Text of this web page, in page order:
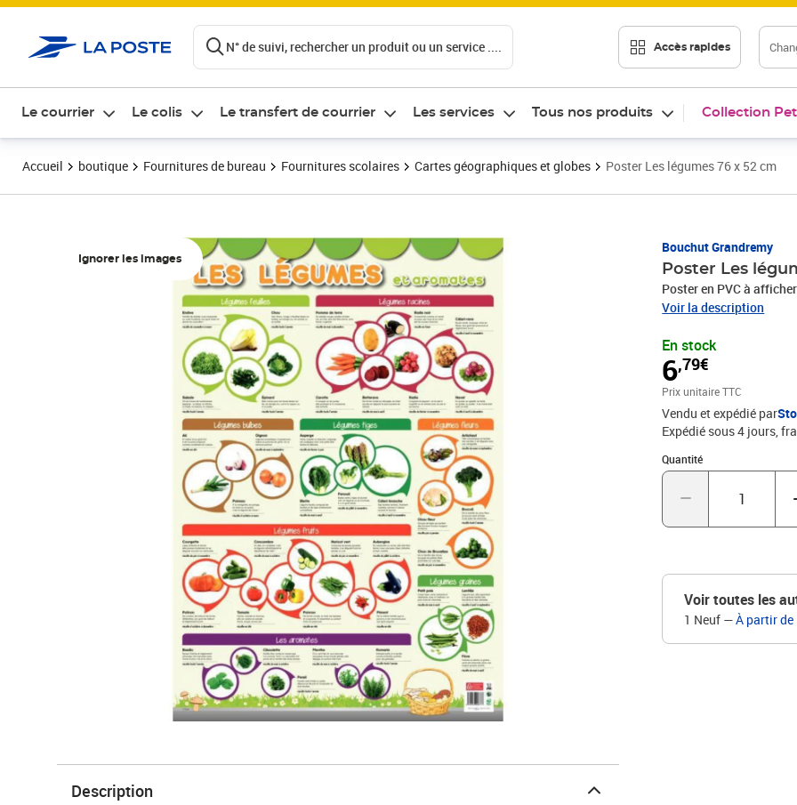
N° de suivi, rechercher un produit ou un service .... Accès rapides
Le courrier Le colis Le transfert de courrier Les services Tous nos produits Collection
Accueil boutique Fournitures de bureau Fournitures scolaires Cartes géographiques et globes Poster Les légumes 76 x 52 cm
Ignorer les images
Bouchut Grandremy
Poster Les
Poster en PVC à
Voir la description
En stock
6,79€
Prix 6,79€
Prix unitaire TTC
Vendu et expédié par
Expédié sous 4 jours,
Quantité
Quantité : 1
Voir toutes les
1 Neuf —À partir de
Description